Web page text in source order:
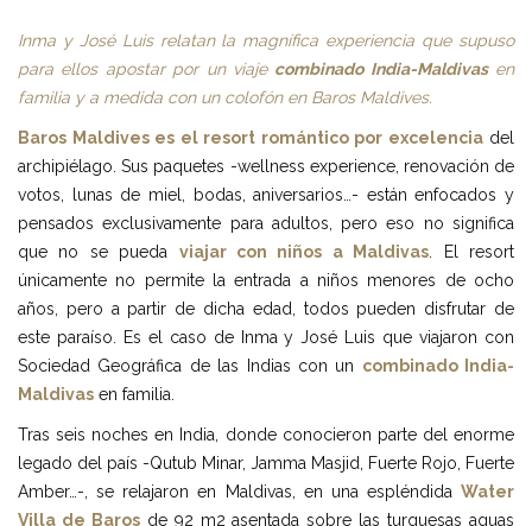
Inma y José Luis relatan la magnífica experiencia que supuso
para ellos apostar por un viaje combinado India-Maldivasen
familia y a medida con un colofón en Baros Maldives.
Baros Maldives es el resort romántico por excelenciadel
archipiélago. Sus paquetes -wellness experience, renovación de
votos, lunas de miel, bodas, aniversarios…- están enfocados y
pensados exclusivamente para adultos, pero eso no significa
que no se pueda viajar con niños a Maldivas . El resort
únicamente no permite la entrada a niños menores de ocho
años, pero a partir de dicha edad, todos pueden disfrutar de
este paraíso. Es el caso de Inma y José Luis que viajaron con
Sociedad Geográfica de las Indias con un combinado India-
Maldivas en familia.
Tras seis noches en India, donde conocieron parte del enorme
legado del país -Qutub Minar, Jamma Masjid, Fuerte Rojo, Fuerte
Amber…-, se relajaron en Maldivas, en una espléndida Water
Villa de Baros de 92 m2 asentada sobre las turquesas aguas